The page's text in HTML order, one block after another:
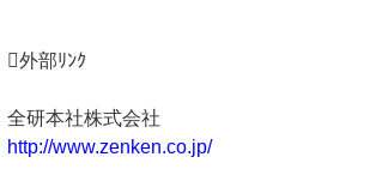
外部ﾘﾝｸ
全研本社株式会社
http://www.zenken.co.jp/